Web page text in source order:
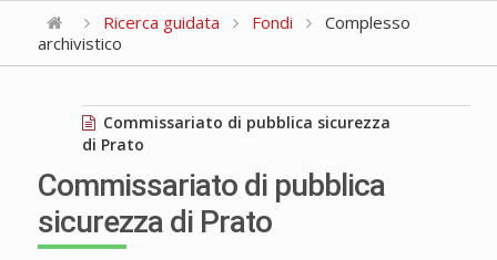
Ricerca guidata Fondi
Complesso
archivistico
Commissariato di pubblica sicurezza
di Prato
Commissariato di pubblica
sicurezza di Prato